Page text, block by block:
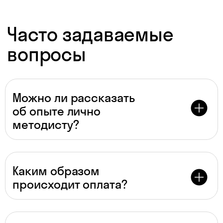
Можно ли рассказать
об опыте лично
методисту?
Каким образом
происходит оплата?
Даю согласие на
персональных данных
Даю согласие наполучение рекламы
Перейти к анкете
Для преподавателей
* По версии Smart Ranking, 2024 г.